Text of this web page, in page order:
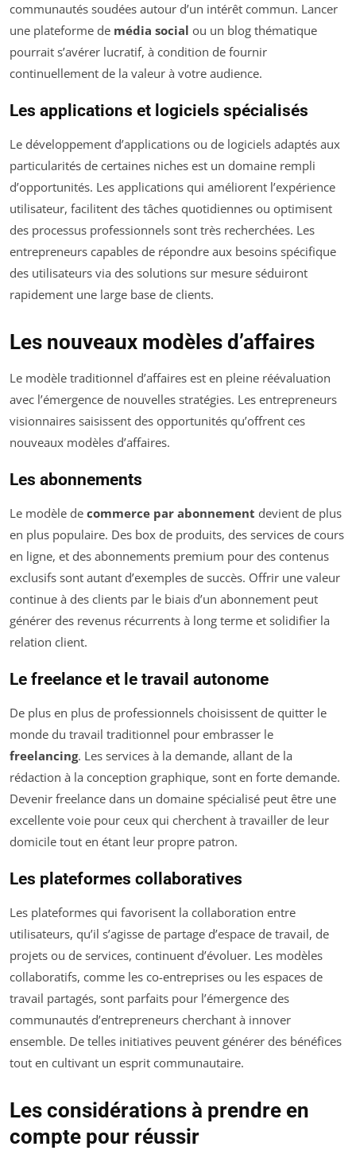
communautés soudées autour d’un intérêt commun. Lancer
une plateforme de média social ou un blog thématique
pourrait s’avérer lucratif, à condition de fournir
continuellement de la valeur à votre audience.
Les applications et logiciels spécialisés
Le développement d’applications ou de logiciels adaptés aux
particularités de certaines niches est un domaine rempli
d’opportunités. Les applications qui améliorent l’expérience
utilisateur, facilitent des tâches quotidiennes ou optimisent
des processus professionnels sont très recherchées. Les
entrepreneurs capables de répondre aux besoins spécifique
des utilisateurs via des solutions sur mesure séduiront
rapidement une large base de clients.
Les nouveaux modèles d’affaires
Le modèle traditionnel d’affaires est en pleine réévaluation
avec l’émergence de nouvelles stratégies. Les entrepreneurs
visionnaires saisissent des opportunités qu’offrent ces
nouveaux modèles d’affaires.
Les abonnements
Le modèle de commerce par abonnement devient de plus
en plus populaire. Des box de produits, des services de cours
en ligne, et des abonnements premium pour des contenus
exclusifs sont autant d’exemples de succès. Offrir une valeur
continue à des clients par le biais d’un abonnement peut
générer des revenus récurrents à long terme et solidifier la
relation client.
Le freelance et le travail autonome
De plus en plus de professionnels choisissent de quitter le
monde du travail traditionnel pour embrasser le
freelancing. Les services à la demande, allant de la
rédaction à la conception graphique, sont en forte demande.
Devenir freelance dans un domaine spécialisé peut être une
excellente voie pour ceux qui cherchent à travailler de leur
domicile tout en étant leur propre patron.
Les plateformes collaboratives
Les plateformes qui favorisent la collaboration entre
utilisateurs, qu’il s’agisse de partage d’espace de travail, de
projets ou de services, continuent d’évoluer. Les modèles
collaboratifs, comme les co-entreprises ou les espaces de
travail partagés, sont parfaits pour l’émergence des
communautés d’entrepreneurs cherchant à innover
ensemble. De telles initiatives peuvent générer des bénéfices
tout en cultivant un esprit communautaire.
Les considérations à prendre en
compte pour réussir